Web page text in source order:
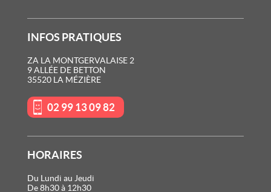
INFOS PRATIQUES
ZA LA MONTGERVALAISE 2
9 ALLÉE DE BETTON
35520 LA MÉZIÈRE
02 99 13 09 82
HORAIRES
Du Lundi au Jeudi
De 8h30 à 12h30